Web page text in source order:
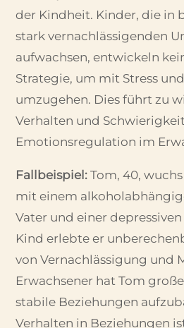
der Kindheit. Kinder, die in
stark vernachlässigenden
aufwachsen, entwickeln
Strategie, um mit Stress
umzugehen. Dies führt zu
Verhalten und
Emotionsregulation im
Fallbeispiel: Tom, 40,
mit einem
Vater und einer
Kind erlebte er
von Vernachlässigung und
Erwachsener hat Tom
stabile Beziehungen
Verhalten in Beziehungen